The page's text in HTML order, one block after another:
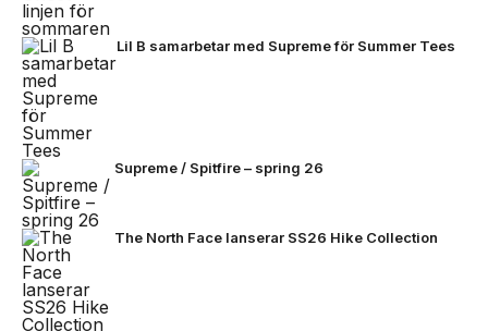
Lil B samarbetar med Supreme för Summer Tees
Supreme / Spitfire – spring 26
The North Face lanserar SS26 Hike Collection